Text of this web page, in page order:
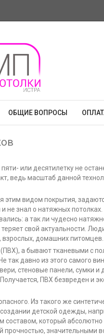
ОБЩИЕ ВОПРОСЫ
или десятилетку не
ведь масштаб данной
этим видом покрытия,
знал о натяжных
а так ли чудесно
свой актуальности.
домашних питомцев.
а бывают тканевыми с
так давно из этого самого
стеновые панели, сумки
ПВХ безвреден и
Из такого же
детской одежды,
который
прочностью, значительными